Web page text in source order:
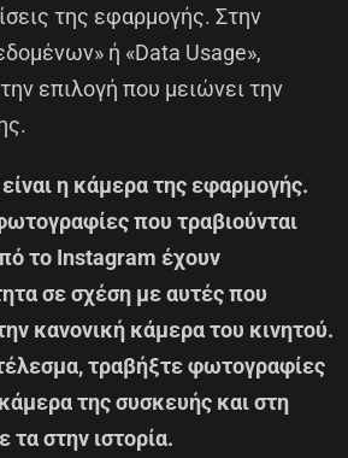
της εφαρμογής. Στην
ή «Data Usage»,
επιλογή που μειώνει την
η κάμερα της εφαρμογής.
που τραβιούνται
το Instagram έχουν
σε σχέση με αυτές που
κανονική κάμερα του κινητού.
τραβήξτε φωτογραφίες
της συσκευής και στη
τα στην ιστορία.